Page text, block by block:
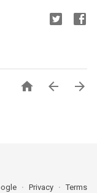
  
Privacy Terms